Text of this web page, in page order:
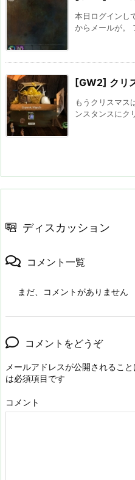
本日ログインし
からメールが。
[GW2] クリ
もうクリスマス
ンスタンスにク
ディスカッション
コメント一覧
まだ、コメントがありません
コメントをどうぞ
メールアドレスが公開されること
は必須項目です
コメント